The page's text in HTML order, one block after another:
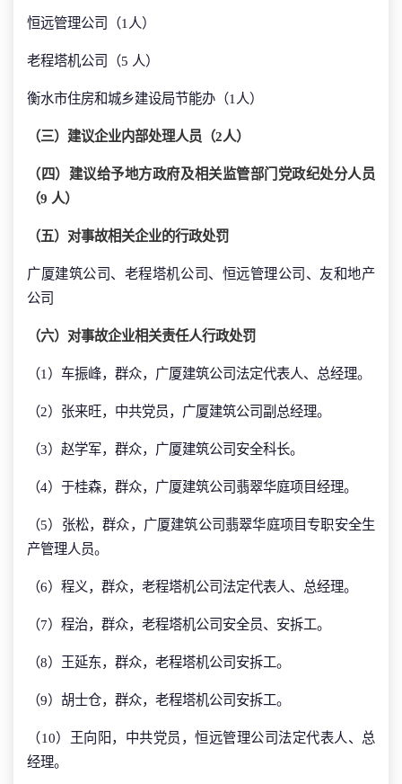
恒远管理公司（1人）
老程塔机公司（5 人）
衡水市住房和城乡建设局节能办（1人）
（三）建议企业内部处理人员（2人）
（四）建议给予地方政府及相关监管部门党政纪处分人员
（9 人）
（五）对事故相关企业的行政处罚
广厦建筑公司、老程塔机公司、恒远管理公司、友和地产
公司
（六）对事故企业相关责任人行政处罚
（1）车振峰，群众，广厦建筑公司法定代表人、总经理。
（2）张来旺，中共党员，广厦建筑公司副总经理。
（3）赵学军，群众，广厦建筑公司安全科长。
（4）于桂森，群众，广厦建筑公司翡翠华庭项目经理。
（5）张松，群众，广厦建筑公司翡翠华庭项目专职安全生
产管理人员。
（6）程义，群众，老程塔机公司法定代表人、总经理。
（7）程治，群众，老程塔机公司安全员、安拆工。
（8）王延东，群众，老程塔机公司安拆工。
（9）胡士仓，群众，老程塔机公司安拆工。
（10）王向阳，中共党员，恒远管理公司法定代表人、总
经理。